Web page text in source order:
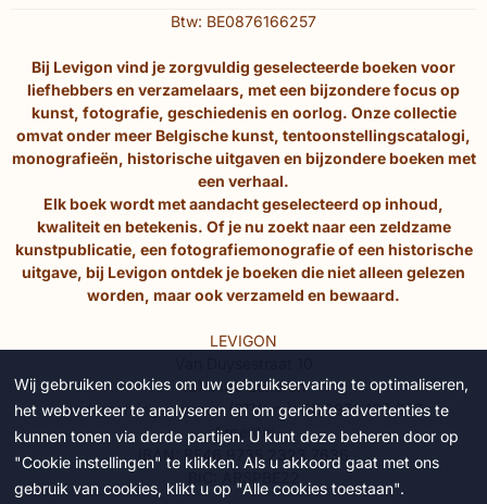
Btw: BE0876166257
Bij Levigon vind je zorgvuldig geselecteerde boeken voor
liefhebbers en verzamelaars, met een bijzondere focus op
kunst, fotografie, geschiedenis en oorlog. Onze collectie
omvat onder meer Belgische kunst, tentoonstellingscatalogi,
monografieën, historische uitgaven en bijzondere boeken met
een verhaal.
Elk boek wordt met aandacht geselecteerd op inhoud,
kwaliteit en betekenis. Of je nu zoekt naar een zeldzame
kunstpublicatie, een fotografiemonografie of een historische
uitgave, bij Levigon ontdek je boeken die niet alleen gelezen
worden, maar ook verzameld en bewaard.
LEVIGON
(B) 9160 Lokeren
ondernemingsnummer (BTW-nr): BE 0876.166.257
Argenta:
IBAN: BE46 9735 2323 7636
Wij gebruiken cookies om uw gebruikservaring te optimaliseren,
het webverkeer te analyseren en om gerichte advertenties te
kunnen tonen via derde partijen. U kunt deze beheren door op
"Cookie instellingen" te klikken. Als u akkoord gaat met ons
gebruik van cookies, klikt u op "Alle cookies toestaan".